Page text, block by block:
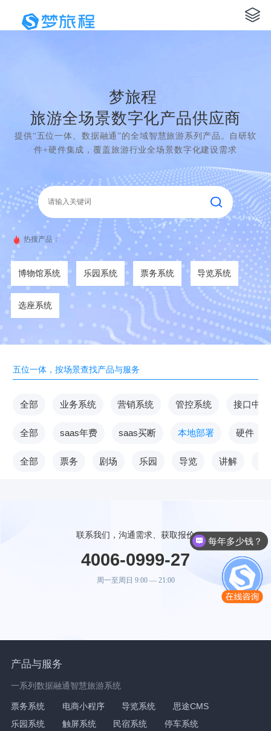
梦旅程
旅游全场景数字化产品供应商
提供“五位一体、数据融通”的全域智慧旅游系列产品。自研软
件+硬件集成，覆盖旅游行业全场景数字化建设需求
热搜产品：
博物馆系统 乐园系统 票务系统 导览系统
选座系统
五位一体，按场景查找产品与服务
全部 业务系统 营销系统 管控系统 接口中台
全部 saas年费 saas买断 本地部署 硬件
全部 票务 剧场 乐园 导览 讲解
联系我们，沟通需求、获取报价
4006-0999-27
周一至周日 9:00 — 21:00
产品与服务
一系列数据融通智慧旅游系统
票务系统 电商小程序 导览系统
思途CMS
乐园系统
触屏系统 民宿系统
停车系统
每年多少钱？